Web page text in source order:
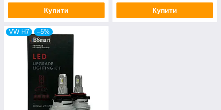
Купити Купити
VW H7 –5%